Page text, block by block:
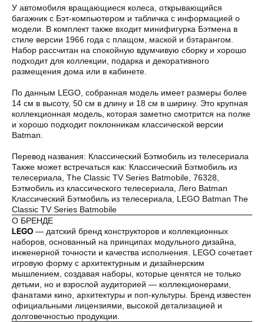
У автомобиля вращающиеся колеса, открывающийся
багажник с Бэт-компьютером и табличка с информацией о
модели. В комплект также входит минифигурка Бэтмена в
стиле версии 1966 года с плащом, маской и бэтарангом.
Набор рассчитан на спокойную вдумчивую сборку и хорошо
подходит для коллекции, подарка и декоративного
размещения дома или в кабинете.
По данным LEGO, собранная модель имеет размеры более
14 см в высоту, 50 см в длину и 18 см в ширину. Это крупная
коллекционная модель, которая заметно смотрится на полке
и хорошо подходит поклонникам классической версии
Batman.
Перевод названия: Классический Бэтмобиль из телесериала
Также может встречаться как: Классический Бэтмобиль из
телесериала, The Classic TV Series Batmobile, 76328,
Бэтмобиль из классического телесериала, Лего Batman
Классический Бэтмобиль из телесериала, LEGO Batman The
Classic TV Series Batmobile
О БРЕНДЕ
LEGO — датский бренд конструкторов и коллекционных
наборов, основанный на принципах модульного дизайна,
инженерной точности и качества исполнения. LEGO сочетает
игровую форму с архитектурным и дизайнерским
мышлением, создавая наборы, которые ценятся не только
детьми, но и взрослой аудиторией — коллекционерами,
фанатами кино, архитектуры и поп-культуры. Бренд известен
официальными лицензиями, высокой детализацией и
долговечностью продукции.
платежами раз в две недели.
Оплата
сегодня
25%
Через
2 недели
25%
Через
4 недели
25%
Через
6 недель
Без комиссий и переплат
Как обычная оплата картой
Понятно